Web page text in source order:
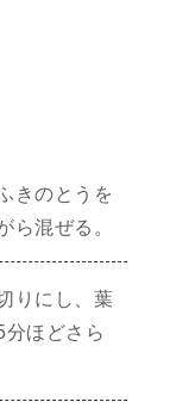
きのとうを
ら混ぜる。
りにし、葉
ほどさら